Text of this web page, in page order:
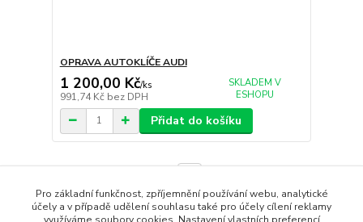
OPRAVA AUTOKLÍČE AUDI
1 200,00 Kč/ks
991,74 Kč bez DPH
SKLADEM V
ESHOPU
Přidat do košíku
Pro základní funkčnost, zpříjemnění používání webu, analytické
účely a v případě udělení souhlasu také pro účely cílení reklamy